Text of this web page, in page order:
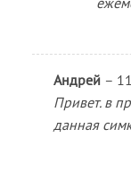
Андрей –
Привет. в
данная